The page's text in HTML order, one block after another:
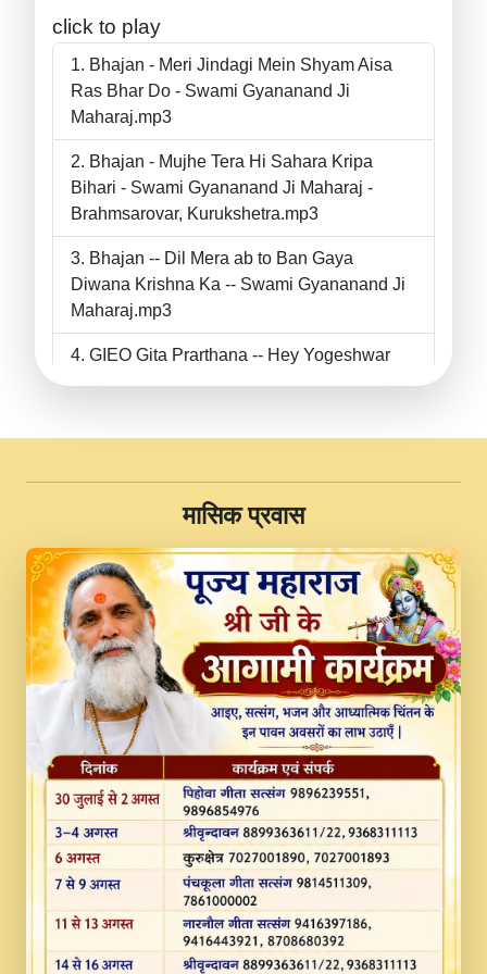
click to play
Bhajan - Meri Jindagi Mein Shyam Aisa
Ras Bhar Do - Swami Gyananand Ji
Maharaj.mp3
Bhajan - Mujhe Tera Hi Sahara Kripa
Bihari - Swami Gyananand Ji Maharaj -
Brahmsarovar, Kurukshetra.mp3
Bhajan -- Dil Mera ab to Ban Gaya
Diwana Krishna Ka -- Swami Gyananand Ji
Maharaj.mp3
GIEO Gita Prarthana -- Hey Yogeshwar
II Swami Gyananand Ji Maharaj.mp3
JINU SATGURU AAP BULAVE by Rasik
Pawan ji 20-11-19 Sankirtan At VEER JI
PRABHU KUTEER CHANNEL.mp3
Kina Sohna Tera Bhawan Sajaya Mata
Vaishno Devi Aarti Mata Rani Bhajan By
Lakhwinder Wadali Ji.mp3
MERE MANN VICH KANTH KALER
NEW PUNAJBI DEVOTIONAL SONG 2017
FULL VIDEO HD.mp3
Na To Roop Hai Bindu Ji Maharaj Pad - A
Divine Bhajan by Shri Indresh Ji
#BhaktiPath.mp3
Radha Rani Ki Kirpa Best Devotional
Song By Chitra Vichitra.mp3
​मासिक प्रवास